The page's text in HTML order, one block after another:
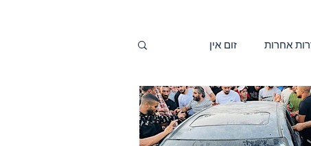
אחרות זום אין
פרסומים זה עלינו